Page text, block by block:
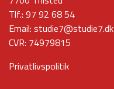
Tlf.: 97 92 68 54
Email: studie7@studie7.dk
CVR: 74979815
Privatlivspolitik